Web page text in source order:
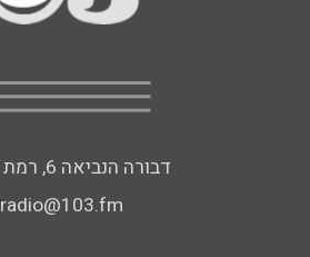
דבורה הנביאה 6, רמת השרון
radio@103.fm